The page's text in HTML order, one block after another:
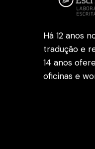
Há 12 anos
tradução e
14 anos
oficinas e